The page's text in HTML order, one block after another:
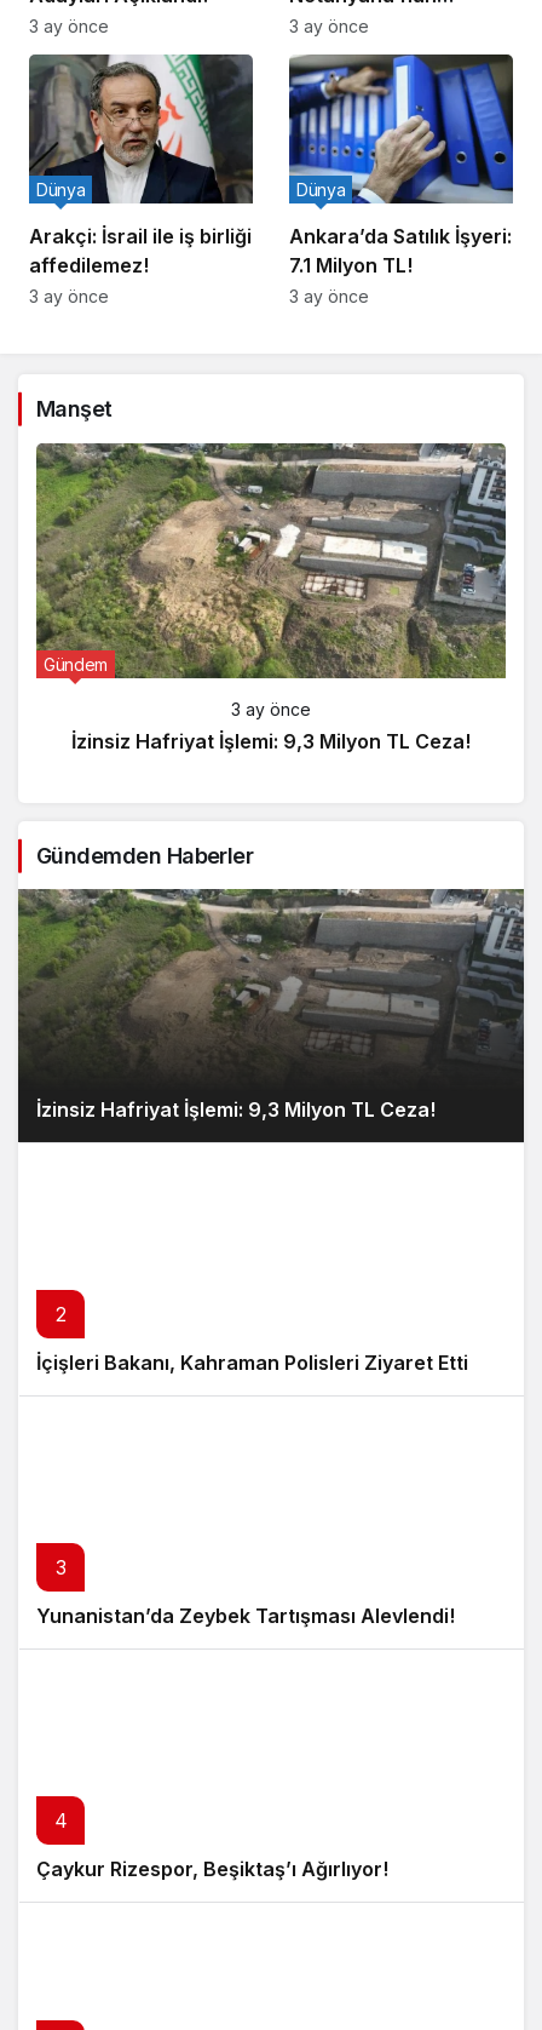
3 ay önce
Ziyareti İddiasına
Yalanlama
3 ay önce
Arakçi: İsrail ile iş birliği
affedilemez!
Dünya
3 ay önce
Ankara’da Satılık İşyeri:
7.1 Milyon TL!
Dünya
3 ay önce
Manşet
Gündem
3 ay önce
İzinsiz Hafriyat İşlemi: 9,3 Milyon TL Ceza!
Gündemden Haberler
İzinsiz Hafriyat İşlemi: 9,3 Milyon TL Ceza!
2
İçişleri Bakanı, Kahraman Polisleri Ziyaret Etti
3
Yunanistan’da Zeybek Tartışması Alevlendi!
4
Çaykur Rizespor, Beşiktaş’ı Ağırlıyor!